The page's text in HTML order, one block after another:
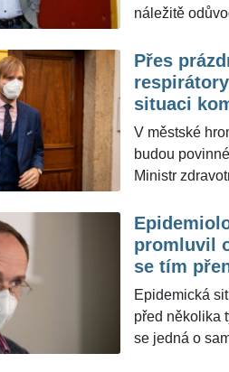
náležitě
tři dny od
čas reagovat
dosud
který přiznal
situaci
přesně k
dělá, co chce,
je tu nějaká
(64).
Přes
situaci
V městské
budou
Ministr
v souvislosti s
pozitivních
klesat.
změny není
rezortu
vývojem
promluvil
se tím
Epidemická
před několika
se jedná o